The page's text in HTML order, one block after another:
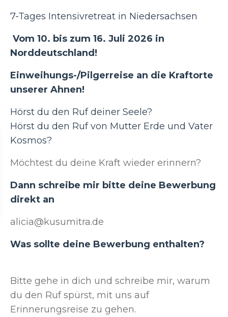
7-Tages Intensivretreat in Niedersachsen
Vom 10. bis zum 16. Juli 2026 in
Norddeutschland!
Einweihungs-/Pilgerreise an die Kraftorte
unserer Ahnen!
Hörst du den Ruf deiner Seele?
Hörst du den Ruf von Mutter Erde und Vater
Kosmos?
Möchtest du deine Kraft wieder erinnern?
Dann schreibe mir bitte deine Bewerbung
direkt an
alicia@kusumitra.de
Was sollte deine Bewerbung enthalten?
Bitte gehe in dich und schreibe mir, warum
du den Ruf spürst, mit uns auf
Erinnerungsreise zu gehen.